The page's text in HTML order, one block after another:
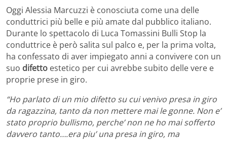
Oggi Alessia Marcuzzi è conosciuta come una delle
conduttrici più belle e più amate dal pubblico italiano.
Durante lo spettacolo di Luca Tomassini Bulli Stop la
conduttrice è però salita sul palco e, per la prima volta,
ha confessato di aver impiegato anni a convivere con un
suo difetto estetico per cui avrebbe subito delle vere e
proprie prese in giro.
“Ho parlato di un mio difetto su cui venivo presa in giro
da ragazzina, tanto da non mettere mai le gonne. Non e’
stato proprio bullismo, perche’ non ne ho mai sofferto
davvero tanto….era piu’ una presa in giro, ma